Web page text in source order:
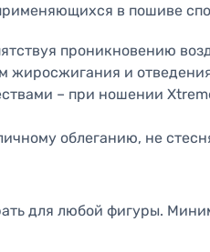
в пошиве
проникновению
жиросжигания и
– при ношении
облеганию, не
для любой фигуры.